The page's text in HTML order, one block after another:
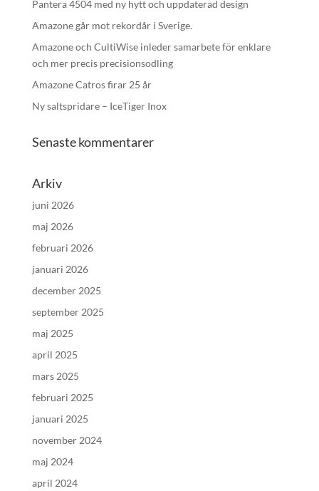
Pantera 4504 med ny hytt och uppdaterad design
Amazone går mot rekordår i Sverige.
Amazone och CultiWise inleder samarbete för enklare
och mer precis precisionsodling
Amazone Catros firar 25 år
Ny saltspridare – IceTiger Inox
Senaste kommentarer
Arkiv
juni 2026
maj 2026
februari 2026
januari 2026
december 2025
september 2025
maj 2025
april 2025
mars 2025
februari 2025
januari 2025
november 2024
maj 2024
april 2024